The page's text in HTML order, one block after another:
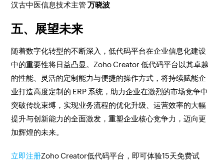
汉古中医信息技术主管万晓波
五、展望未来
随着数字化转型的不断深入，低代码平台在企业信息化建设
中的重要性将日益凸显。Zoho Creator 低代码平台以其卓越
的性能、灵活的定制能力与便捷的操作方式，将持续赋能企
业打造高度定制的 ERP 系统，助力企业在激烈的市场竞争中
突破传统束缚，实现业务流程的优化升级、运营效率的大幅
提升与创新能力的全面激发，重塑企业核心竞争力，迈向更
加辉煌的未来。
立即注册Zoho Creator低代码平台，即可体验15天免费试